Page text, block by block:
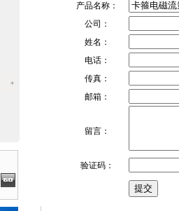
产品名称：
公司：
姓名：
电话：
传真：
邮箱：
留言：
验证码：